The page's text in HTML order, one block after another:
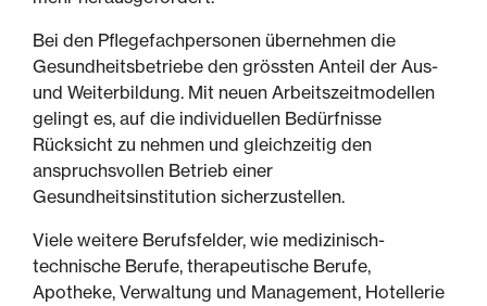
Bei den Pflegefachpersonen übernehmen die
Gesundheitsbetriebe den grössten Anteil der Aus-
und Weiterbildung. Mit neuen Arbeitszeitmodellen
gelingt es, auf die individuellen Bedürfnisse
Rücksicht zu nehmen und gleichzeitig den
anspruchsvollen Betrieb einer
Gesundheitsinstitution sicherzustellen.
Viele weitere Berufsfelder, wie medizinisch-
technische Berufe, therapeutische Berufe,
Apotheke, Verwaltung und Management, Hotellerie